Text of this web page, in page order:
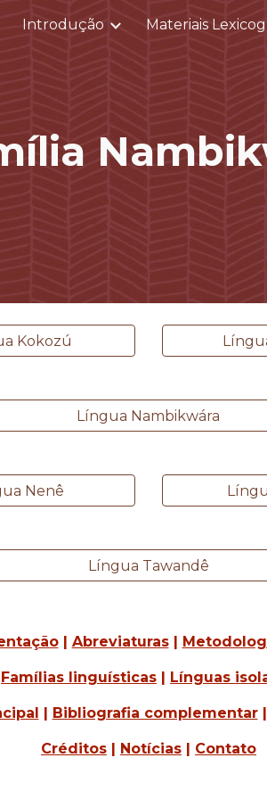
content
Introdução Materiais
Kokozú
Língua Nambikwára
Nenê
Língua Tawandê
| Abreviaturas|
Famílias linguísticas | Línguas
| Bibliografia complementar|
Créditos | Notícias | Contato